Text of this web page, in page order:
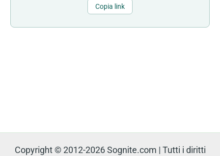
Copia link
Copyright © 2012-2026 Sognite.com | Tutti i diritti